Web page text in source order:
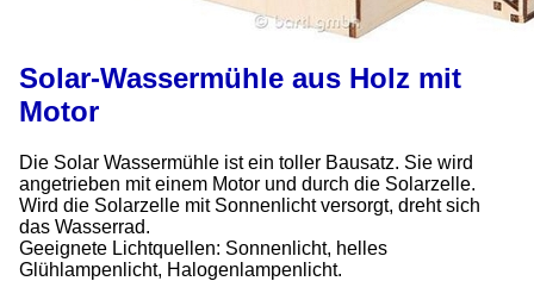
Solar-Wassermühle aus Holz mit
Motor
Die Solar Wassermühle ist ein toller Bausatz. Sie wird
angetrieben mit einem Motor und durch die Solarzelle.
Wird die Solarzelle mit Sonnenlicht versorgt, dreht sich
das Wasserrad.
Geeignete Lichtquellen: Sonnenlicht, helles
Glühlampenlicht, Halogenlampenlicht.